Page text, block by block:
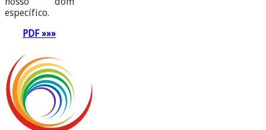
específico.
PDF »»»